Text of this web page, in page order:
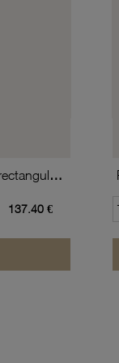
Pendentif en or jaune, plaque rectangulaire
137.40 €